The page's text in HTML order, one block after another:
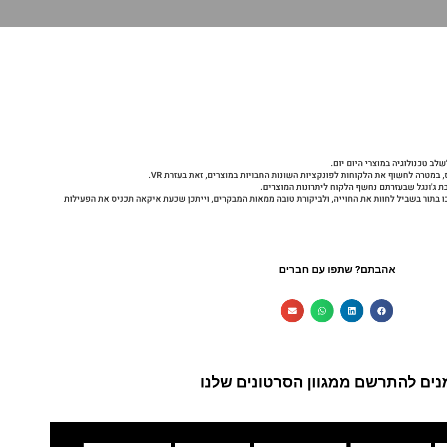
טכנולוגיה במוצרי היום יום.
שבעזרתם נחשף הלקוח ליתרונות המוצרים.
בשביל לחוות את החוייה, ולביקורת טובה ממאות המבקרים, וייתכן שכעת איקאה תכניס את הפעילות
אהבתם? שתפו עם חברים
להתרשם ממגוון הסרטונים שלנו